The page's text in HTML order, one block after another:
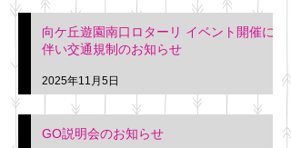
階会議室にてGOの説明会
を行います。 神奈川個人
タクシー協同組合 専務 佐
久間
向ケ丘遊園南口ロターリ イベント開催に
伴い交通規制のお知らせ
2025年11月5日
GO説明会のお知らせ